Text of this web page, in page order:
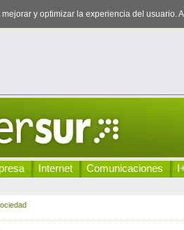
y optimizar la experiencia del
Internet Comunicaciones